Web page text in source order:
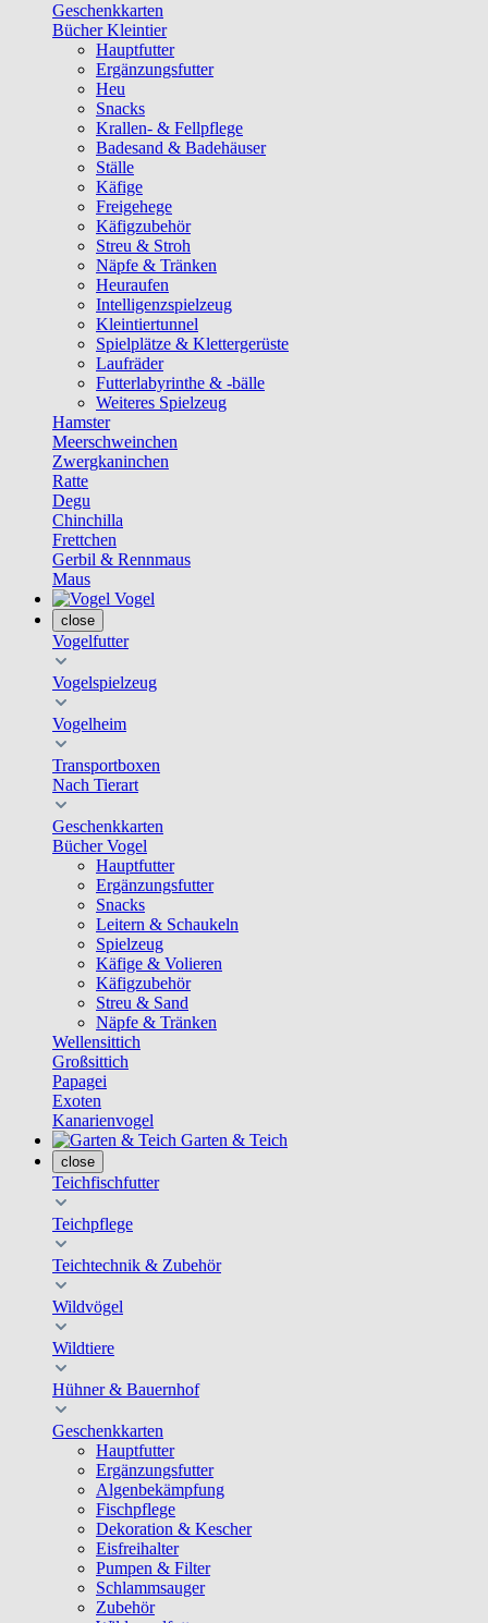
Geschenkkarten
Bücher Kleintier
Hauptfutter
Ergänzungsfutter
Heu
Snacks
Krallen- & Fellpflege
Badesand & Badehäuser
Ställe
Käfige
Freigehege
Käfigzubehör
Streu & Stroh
Näpfe & Tränken
Heuraufen
Intelligenzspielzeug
Kleintiertunnel
Spielplätze & Klettergerüste
Laufräder
Futterlabyrinthe & -bälle
Weiteres Spielzeug
Hamster
Meerschweinchen
Zwergkaninchen
Ratte
Degu
Chinchilla
Frettchen
Gerbil & Rennmaus
Maus
Vogel
close
Vogelfutter
Vogelspielzeug
Vogelheim
Transportboxen
Nach Tierart
Geschenkkarten
Bücher Vogel
Hauptfutter
Ergänzungsfutter
Snacks
Leitern & Schaukeln
Spielzeug
Käfige & Volieren
Käfigzubehör
Streu & Sand
Näpfe & Tränken
Wellensittich
Großsittich
Papagei
Exoten
Kanarienvogel
Garten & Teich
close
Teichfischfutter
Teichpflege
Teichtechnik & Zubehör
Wildvögel
Wildtiere
Hühner & Bauernhof
Geschenkkarten
Hauptfutter
Ergänzungsfutter
Algenbekämpfung
Fischpflege
Dekoration & Kescher
Eisfreihalter
Pumpen & Filter
Schlammsauger
Zubehör